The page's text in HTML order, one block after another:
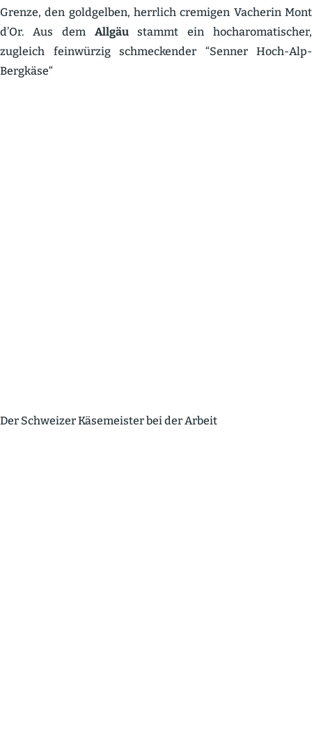
Grenze, den goldgelben, herrlich cremigen Vacherin Mont
d’Or. Aus dem Allgäustammt ein hocharo­ma­ti­scher,
zugleich feinwürzig schme­ckender “Senner Hoch-Alp-
Bergkäse“
Der Schweizer Käsemeister bei der Arbeit